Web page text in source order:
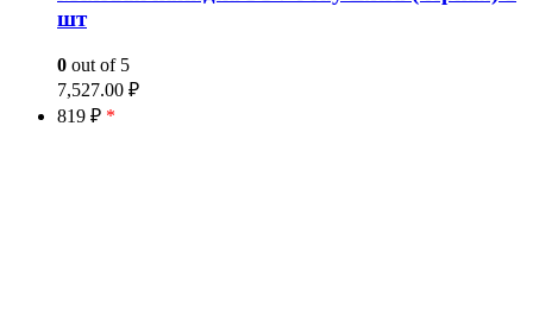
шт
0 out of 5
7,527.00 ₽
819 ₽ *